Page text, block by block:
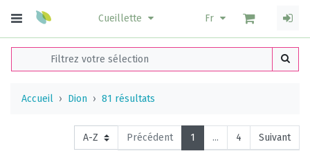
Cueillette Fr
Accueil Dion 81 résultats
Précédent 1 ... 4 Suivant